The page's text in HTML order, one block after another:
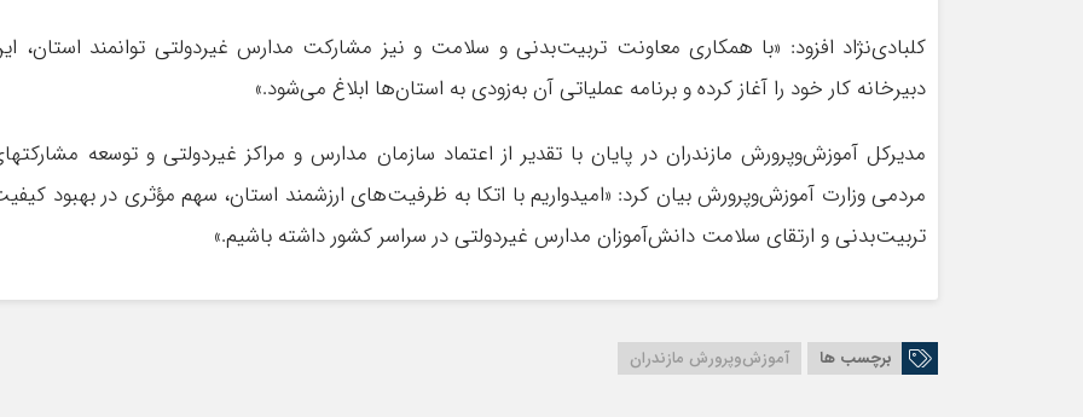
کلبادی‌نژاد افزود: «با همکاری معاونت تربیت‌بدنی و سلامت و نیز مشارکت مدارس غیردولتی توانمند استان،
دبیرخانه کار خود را آغاز کرده و برنامه عملیاتی آن به‌زودی به استان‌ها ابلاغ می‌شود.»
مدیرکل آموزش‌وپرورش مازندران در پایان با تقدیر از اعتماد سازمان مدارس و مراکز غیردولتی و توسعه
مردمی وزارت آموزش‌وپرورش بیان کرد: «امیدواریم با اتکا به ظرفیت‌های ارزشمند استان، سهم مؤثری در بهبود
تربیت‌بدنی و ارتقای سلامت دانش‌آموزان مدارس غیردولتی در سراسر کشور داشته باشیم.»
برچسب ها آموزش‌وپرورش مازندران